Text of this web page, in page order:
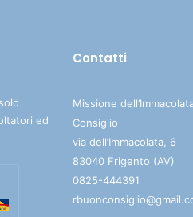
ed
Contatti
Missione
Consiglio
via dell’Immacolata, 6
83040 Frigento (AV)
0825-444391